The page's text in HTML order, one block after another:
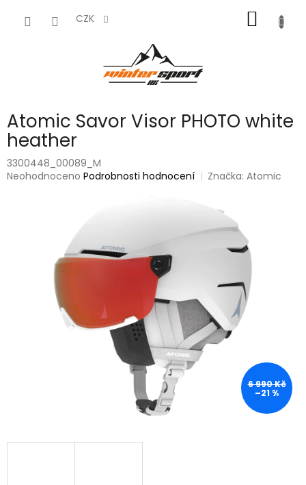
CZK
KOŠÍK
Atomic Savor Visor PHOTO white
heather
3300448_00089_M
Průměrné
hvězdiček.
Neohodnoceno Podrobnosti hodnocení Značka:Atomic
6 990 Kč
–21 %